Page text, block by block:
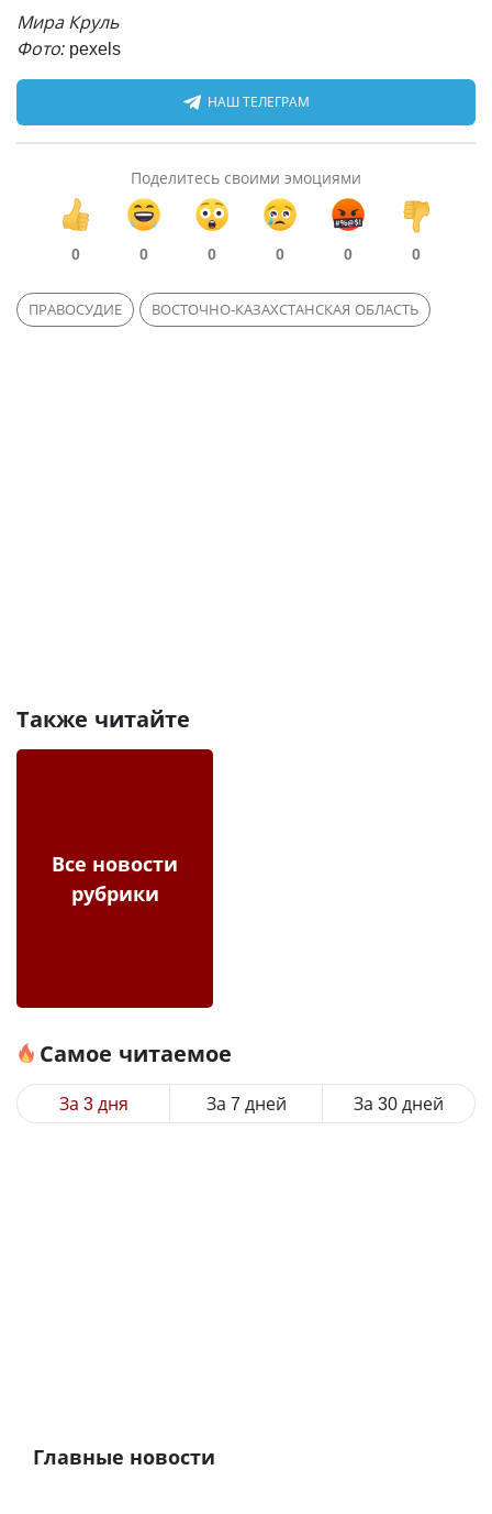
Мира Круль
Фото: pexels
НАШ ТЕЛЕГРАМ
Поделитесь своими эмоциями
0 0 0 0 0 0
ПРАВОСУДИЕ ВОСТОЧНО-КАЗАХСТАНСКАЯ ОБЛАСТЬ
Также читайте
Все новости
рубрики
Самое читаемое
За 3 дня За 7 дней За 30 дней
Главные новости